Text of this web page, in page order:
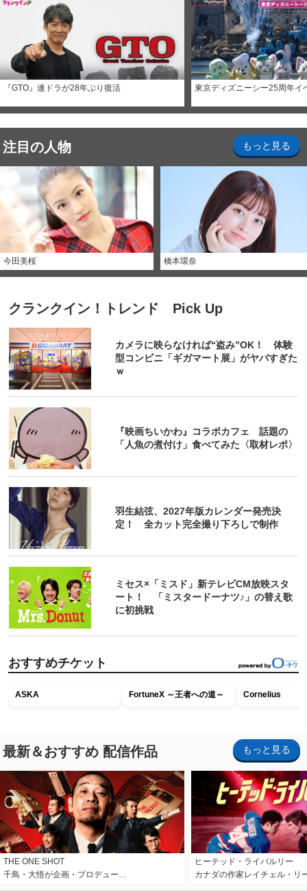
『GTO』連ドラが28年ぶり復活 東京ディズニーシー25周年イ
注目の人物 もっと見る
今田美桜 橋本環奈
クランクイン！トレンド Pick Up
カメラに映らなければ“盗み”OK！ 体験
型コンビニ「ギガマート展」がヤバすぎた
ｗ
『映画ちいかわ』コラボカフェ 話題の
「人魚の煮付け」食べてみた〈取材レポ〉
羽生結弦、2027年版カレンダー発売決
定！ 全カット完全撮り下ろしで制作
ミセス×「ミスド」新テレビCM放映スタ
ート！ 「ミスタードーナツ♪」の替え歌
に初挑戦
おすすめチケット
ASKA FortuneX ～王者への道～ Cornelius
最新＆おすすめ 配信作品 もっと見る
THE ONE SHOT
千鳥・大悟が企画・プロデュー…
ヒーテッド・ライバルリー
カナダの作家レイチェル・リ